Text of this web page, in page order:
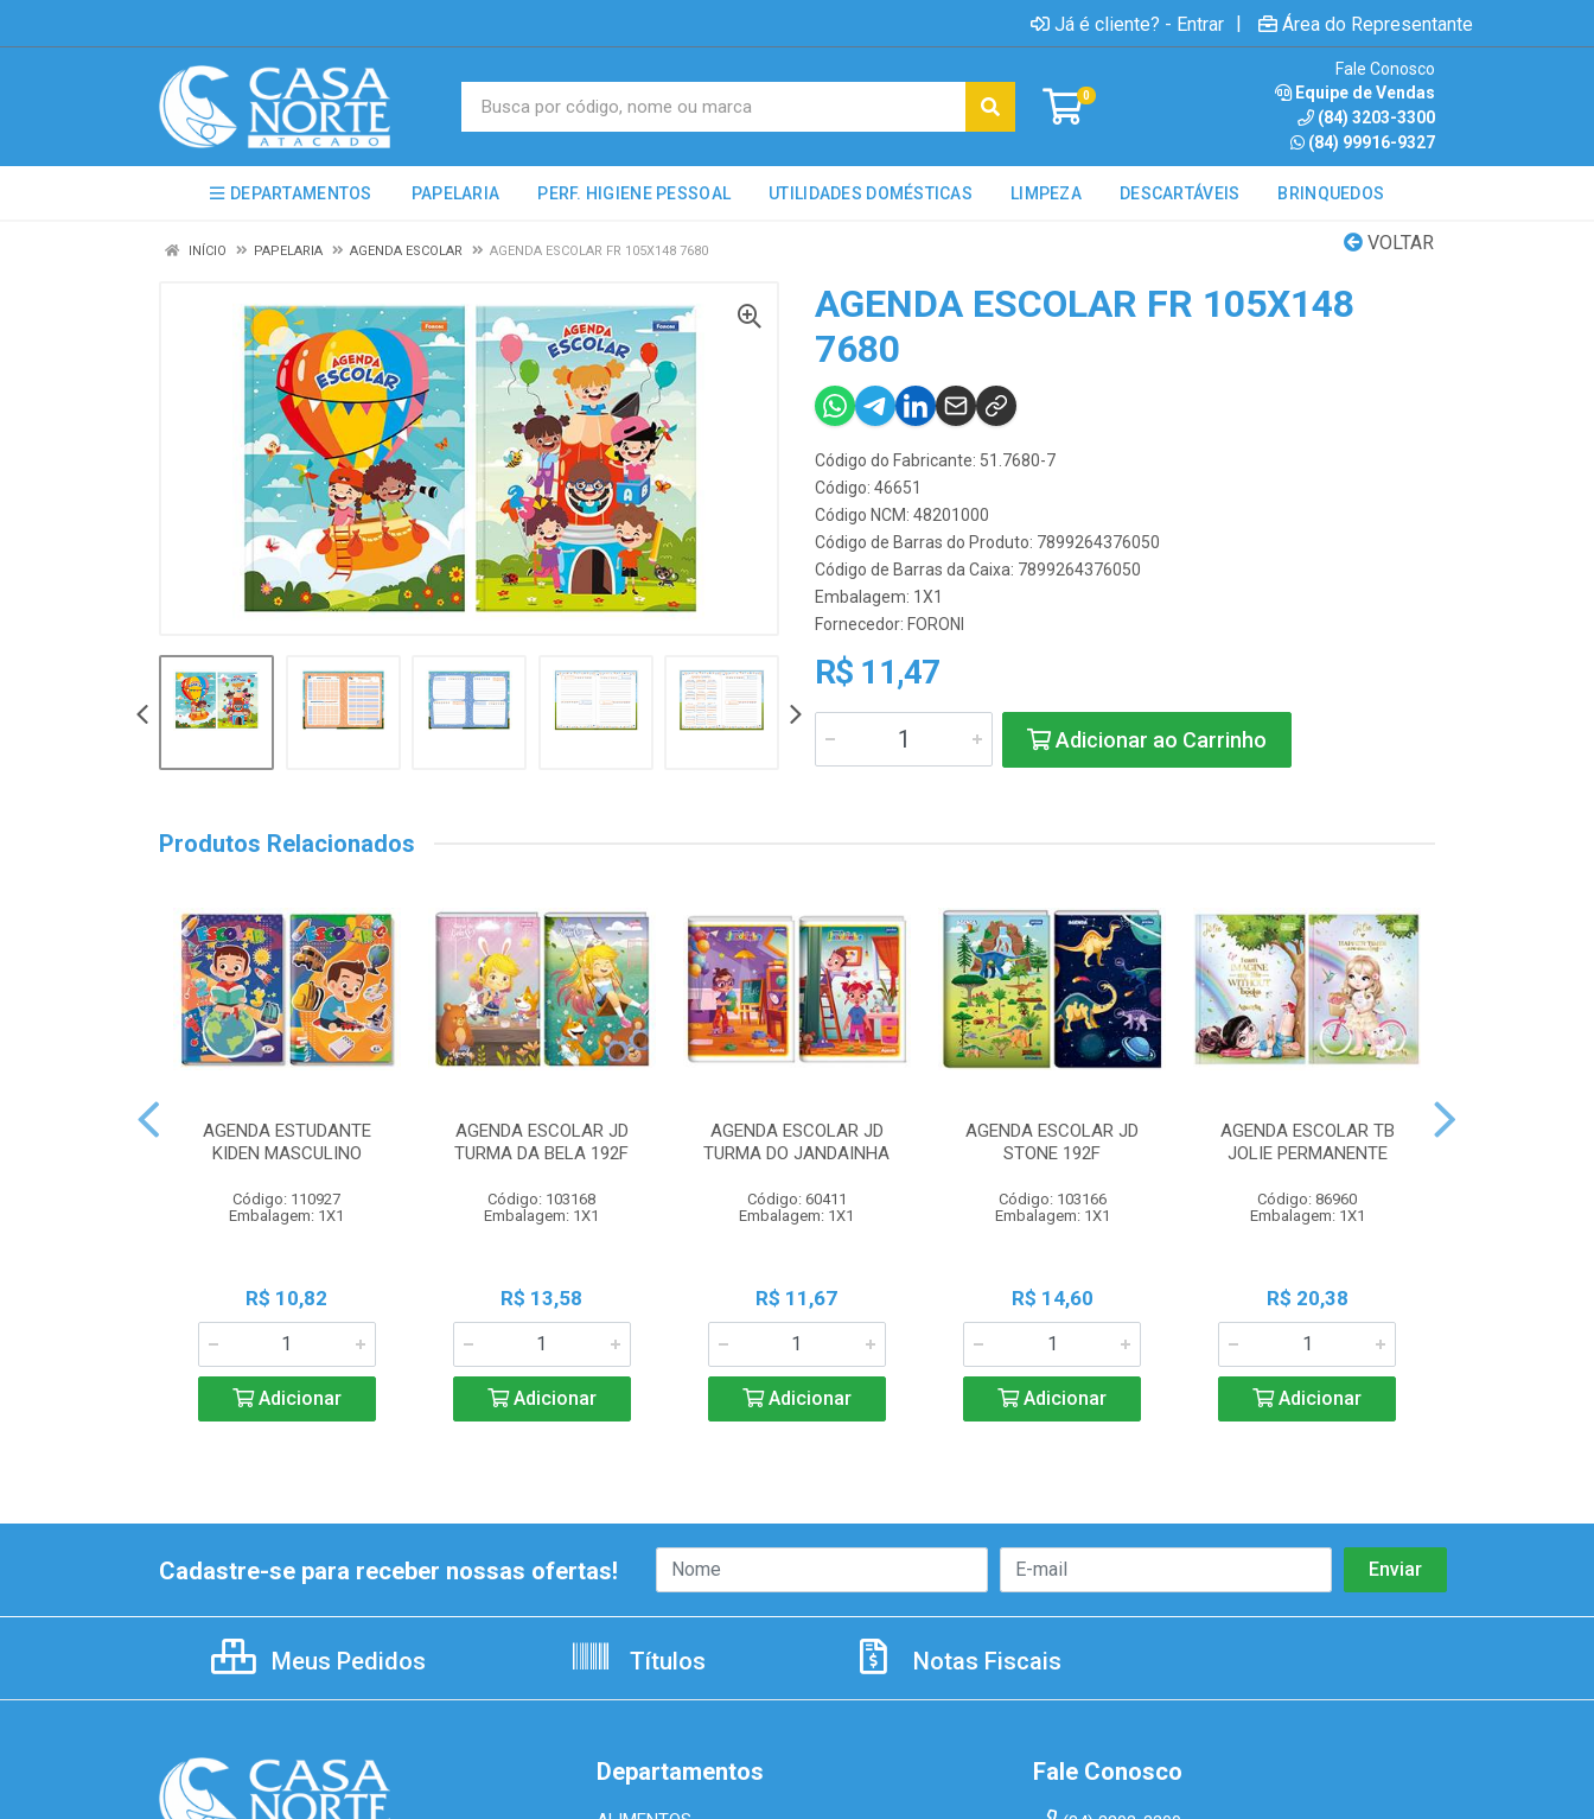
Já é cliente? - Entrar | Área do Representante
0
Fale Conosco
Equipe de Vendas
(84) 3203-3300
(84) 99916-9327
DEPARTAMENTOS PAPELARIA PERF. HIGIENE PESSOAL UTILIDADES DOMÉSTICAS LIMPEZA DESCARTÁVEIS BRINQUEDOS
VOLTAR
INÍCIO PAPELARIA AGENDA ESCOLAR AGENDA ESCOLAR FR 105X148 7680
AGENDA ESCOLAR FR 105X148
7680
Código do Fabricante: 51.7680-7
Código: 46651
Código NCM: 48201000
Código de Barras do Produto: 7899264376050
Código de Barras da Caixa: 7899264376050
Embalagem: 1X1
Fornecedor: FORONI
R$ 11,47
Adicionar ao Carrinho
Produtos Relacionados
AGENDA ESTUDANTE
KIDEN MASCULINO
Código: 110927
Embalagem: 1X1
R$ 10,82
Adicionar
AGENDA ESCOLAR JD
TURMA DA BELA 192F
Código: 103168
Embalagem: 1X1
R$ 13,58
Adicionar
AGENDA ESCOLAR JD
TURMA DO JANDAINHA
Código: 60411
Embalagem: 1X1
R$ 11,67
Adicionar
AGENDA ESCOLAR JD
STONE 192F
Código: 103166
Embalagem: 1X1
R$ 14,60
Adicionar
AGENDA ESCOLAR TB
JOLIE PERMANENTE
Código: 86960
Embalagem: 1X1
R$ 20,38
Adicionar
Cadastre-se para receber nossas ofertas!
Meus Pedidos Títulos Notas Fiscais
Departamentos Fale Conosco